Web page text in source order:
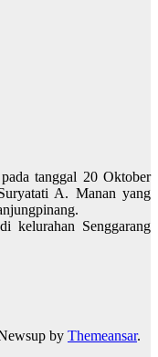
tanggal 20 Oktober
A. Manan yang
kelurahan Senggarang
by Themeansar.